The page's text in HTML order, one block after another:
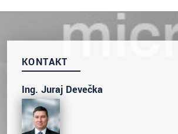
KONTAKT
Ing. Juraj Devečka